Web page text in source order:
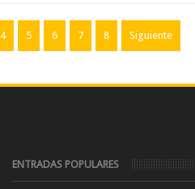
4 5 6 7 8 Siguiente
ENTRADAS POPULARES